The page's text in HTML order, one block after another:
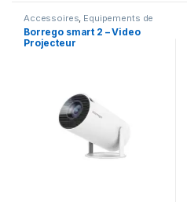
Accessoires Equipements de
PC Gadgets & Accessoires
Projecteurs
Borrego smart 2 – Video
Projecteur